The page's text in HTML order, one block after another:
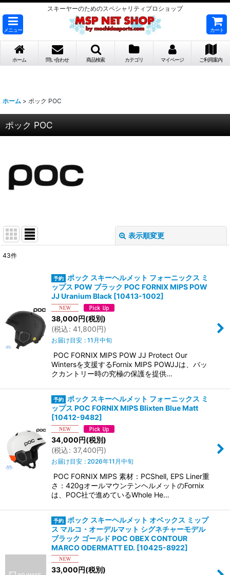
スキーヤーのためのスペシャリティプロショップ
メニュー カート
ホーム 問い合わせ 商品検索 カテゴリ マイページ ご利用案内
ホーム > ポック POC
ポック POC
表示順変更
並び順
43件
ポック スキーヘルメット フォーニックス ミ
ップス POW ブラック POC FORNIX MIPS POW
JJ Uranium Black [10413-1002]
38,000円(税別)
(税込: 41,800円)
お届け目安 : 11月中旬
POC FORNIX MIPS POW JJ Protect Our
Wintersを支援するFornix MIPS POWJJは、バッ
クカントリー時の究極の保護を提供…
ポック スキーヘルメット フォーニックス ミ
ップス POC FORNIX MIPS Blixten Blue Matt
[10412-9482]
34,000円(税別)
(税込: 37,400円)
お届け目安 : 2026年11月中旬
POC FORNIX MIPS 素材：PCShell, EPS Liner重
さ：420gオールマウンテンヘルメットのFornix
は、POC社で進めているWhole He…
ポック スキーヘルメット オベックス ミップ
ス マルコ・オーデルマット シグネチャーモデル
ブラック ゴールド POC OBEX CONTOUR
MARCO ODERMATT ED. [10425-8922]
33,000円(税別)